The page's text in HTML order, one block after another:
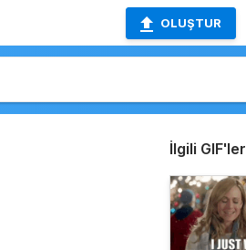
OLUŞTUR
İlgili GIF'ler